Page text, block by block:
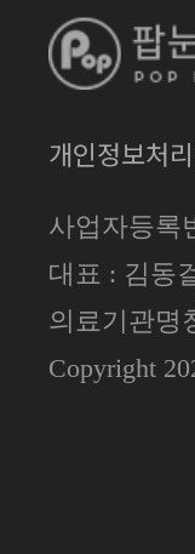
개인정보처
사업자등록
대표 : 김동
의료기관명
Copyright